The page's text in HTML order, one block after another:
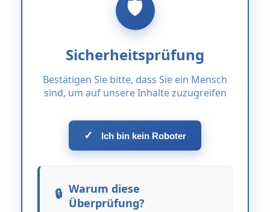
Sicherheitsprüfung
Bestätigen Sie bitte, dass Sie ein Mensch
sind, um auf unsere Inhalte zuzugreifen
✓ Ich bin kein Roboter
Warum diese
Überprüfung?